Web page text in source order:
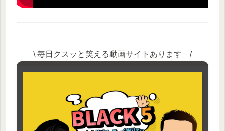
\ 毎日クスッと笑える動画サイトあります /